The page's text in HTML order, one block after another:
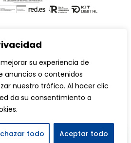
su experiencia de
anuncios o contenidos
nuestro tráfico. Al hacer clic
da su consentimiento a
todo Aceptar todo
los Derechos Reservados
Contáctanos